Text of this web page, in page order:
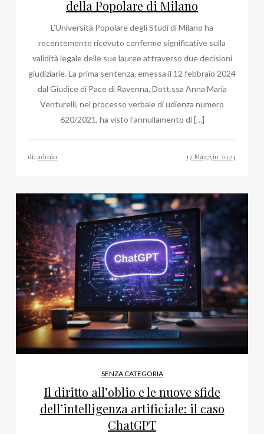
della Popolare di Milano
L’Università Popolare degli Studi di Milano ha
recentemente ricevuto conferme significative sulla
validità legale delle sue lauree attraverso due decisioni
giudiziarie. La prima sentenza, emessa il 12 febbraio 2024
dal Giudice di Pace di Ravenna, Dott.ssa Anna Maria
Venturelli, nel processo verbale di udienza numero
620/2021, ha visto l’annullamento di […]
di: admin
SENZA CATEGORIA
Il diritto all’oblio e le nuove sfide
dell’intelligenza artificiale: il caso
ChatGPT